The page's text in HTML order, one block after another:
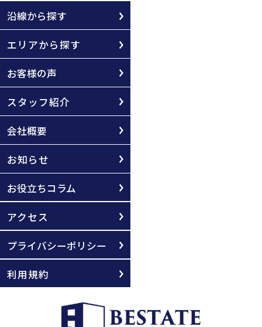
沿線から探す
エリアから探す
お客様の声
スタッフ紹介
会社概要
お知らせ
お役立ちコラム
アクセス
プライバシーポリシー
利用規約